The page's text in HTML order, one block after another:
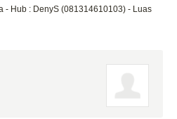
- Hub : DenyS (081314610103) - Luas